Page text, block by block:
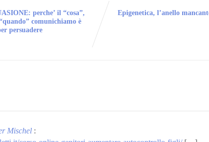
perche’ il “cosa”,
comunichiamo è
persuadere
Epigenetica, l’anello
Mischel :